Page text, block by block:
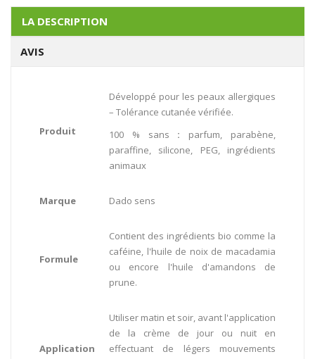
LA DESCRIPTION
AVIS
Produit
Développé pour les peaux allergiques
– Tolérance cutanée vérifiée.
100 % sans : parfum, parabène,
paraffine, silicone, PEG, ingrédients
animaux
Marque Dado sens
Formule
Contient des ingrédients bio comme la
caféine, l'huile de noix de macadamia
ou encore l'huile d'amandons de
prune.
Application
Utiliser matin et soir, avant l'application
de la crème de jour ou nuit en
effectuant de légers mouvements